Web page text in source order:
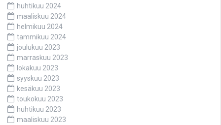
huhtikuu 2024
maaliskuu 2024
helmikuu 2024
tammikuu 2024
joulukuu 2023
marraskuu 2023
lokakuu 2023
syyskuu 2023
kesäkuu 2023
toukokuu 2023
huhtikuu 2023
maaliskuu 2023